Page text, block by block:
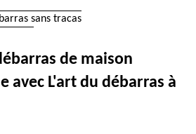
sans tracas
de maison
avec L'art du débarras à